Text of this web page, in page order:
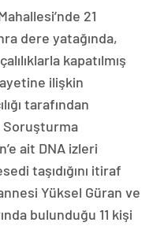
21
dere yatağında,
kapatılmış
ilişkin
tarafından
ait DNA izleri
taşıdığını itiraf
Yüksel Güran ve
bulunduğu 11 kişi